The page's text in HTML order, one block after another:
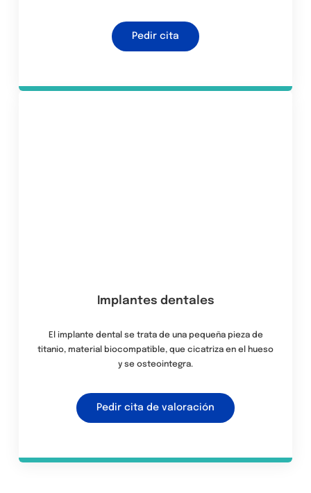
Pedir cita
Implantes dentales
El implante dental se trata de una pequeña pieza de
titanio, material biocompatible, que cicatriza en el hueso
y se osteointegra.
Pedir cita de valoración